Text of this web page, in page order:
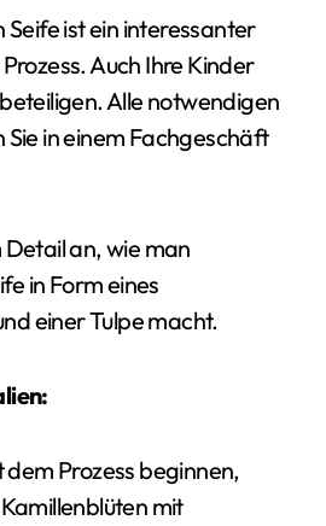
Seife ist ein interessanter
Auch Ihre Kinder
Alle notwendigen
in einem Fachgeschäft
Detail an, wie man
in Form eines
einer Tulpe macht.
Prozess beginnen,
mit